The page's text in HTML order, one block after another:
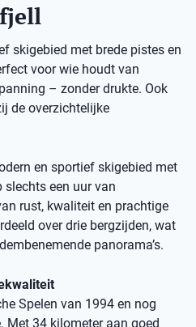
skigebied met brede pistes en
voor wie houdt van
– zonder drukte. Ook
de overzichtelijke
en sportief skigebied met
slechts een uur van
rust, kwaliteit en prachtige
over drie bergzijden, wat
panorama’s.
Spelen van 1994 en nog
Met 34 kilometer aan goed